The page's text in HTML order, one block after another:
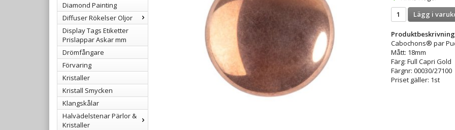
Diamond Painting
Diffuser Rökelser Oljor
Display Tags Etiketter
Prislappar Askar mm
Drömfångare
Förvaring
Kristaller
Kristall Smycken
Klangskålar
Halvädelstenar Pärlor &
Kristaller
Lägg i
Cabochons® par
Mått: 18mm
Färg: Full Capri Gold
Färgnr: 00030/27100
Priset gäller: 1st